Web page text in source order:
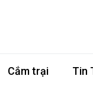
Cắm trại Tin